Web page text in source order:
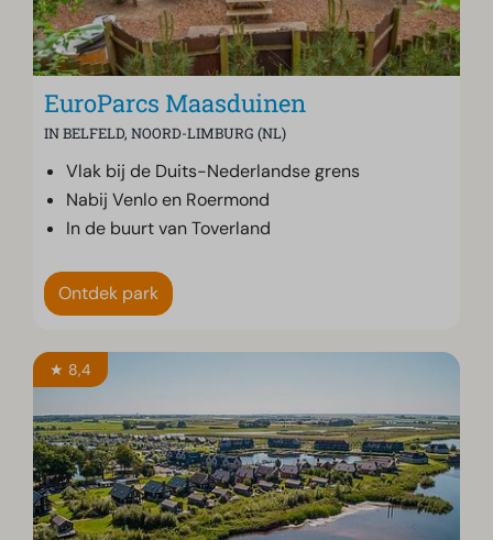
EuroParcs Maasduinen
IN BELFELD, NOORD-LIMBURG (NL)
Vlak bij de Duits-Nederlandse grens
Nabij Venlo en Roermond
In de buurt van Toverland
Ontdek park
★ 8,4